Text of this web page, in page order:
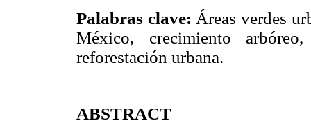
Palabras clave: Áreas verdes
México, crecimiento
reforestación urbana.
ABSTRACT